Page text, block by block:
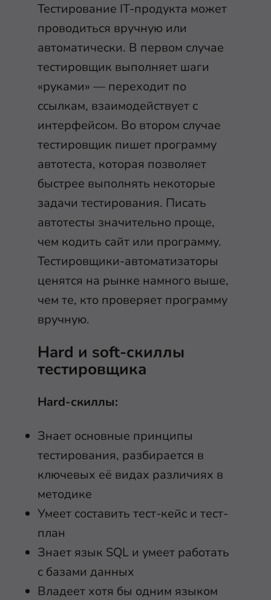
Тестирование IT-продукта может
проводиться вручную или
автоматически. В первом случае
тестировщик выполняет шаги
«руками» — переходит по
ссылкам, взаимодействует с
интерфейсом. Во втором случае
тестировщик пишет программу
автотеста, которая позволяет
быстрее выполнять некоторые
задачи тестирования. Писать
автотесты значительно проще,
чем кодить сайт или программу.
Тестировщики-автоматизаторы
ценятся на рынке намного выше,
чем те, кто проверяет программу
вручную.
Hard и soft-скиллы
тестировщика
Hard-скиллы:
Знает основные принципы
тестирования, разбирается в
ключевых её видах различиях в
методике
Умеет составить тест-кейс и тест-
план
Знает язык SQL и умеет работать
с базами данных
Владеет хотя бы одним языком